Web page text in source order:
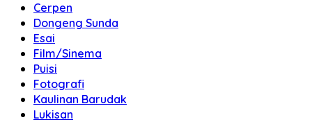
Cerpen
Dongeng Sunda
Esai
Film/Sinema
Puisi
Fotografi
Kaulinan Barudak
Lukisan